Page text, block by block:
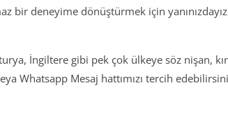
bir deneyime dönüştürmek için
İngiltere gibi pek çok ülkeye söz nişan,
Whatsapp Mesaj hattımızı tercih